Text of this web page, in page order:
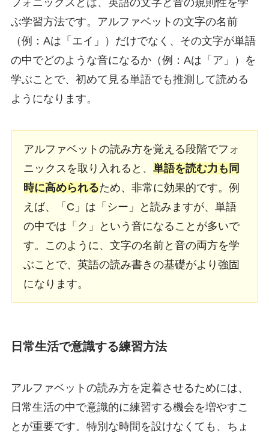
ぶ学習方法です。アルファベットの文字の名前
（例：Aは「エイ」）だけでなく、その文字が単語
の中でどのような音になるか（例：Aは「ア」）を
学ぶことで、初めて見る単語でも推測して読める
ようになります。
アルファベットの読み方を覚える段階でフォ
ニックスを取り入れると、 単語を読む力も同
時に高められるため、非常に効果的です。例
えば、「C」は「シー」と読みますが、単語
の中では「ク」という音になることが多いで
す。このように、文字の名前と音の両方を学
ぶことで、英語の読み書きの基礎がより強固
になります。
日常生活で意識する練習方法
アルファベットの読み方を定着させるためには、
日常生活の中で意識的に練習する機会を増やすこ
とが重要です。特別な時間を設けなくても、ちょ